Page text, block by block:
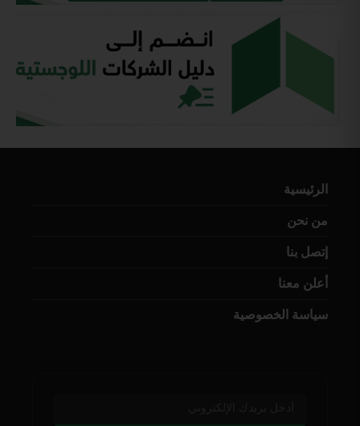
الرئيسية
من نحن
إتصل بنا
أعلن معنا
سياسة الخصوصية